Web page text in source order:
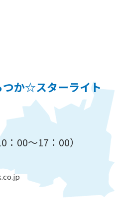
つか☆スターライト
00～17：00）